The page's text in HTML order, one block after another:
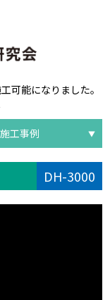
可能になりました。
工事例
DH-3000